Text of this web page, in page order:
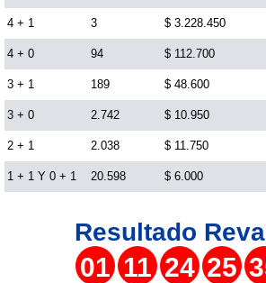
Lotería de Santander
Lotería del Cauca
Lotería de Boyaca
Extra de Colombia
Antioqueñita Día
4 + 1 3 $ 3.228.450
4 + 0 94 $ 112.700
3 + 1 189 $ 48.600
3 + 0 2.742 $ 10.950
2 + 1 2.038 $ 11.750
1 + 1 Y 0 + 1 20.598 $ 6.000
Resultado
01 11 24 25